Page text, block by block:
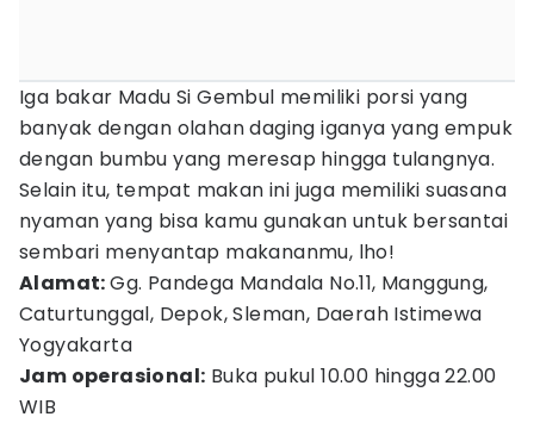
Iga bakar Madu Si Gembul memiliki porsi yang
banyak dengan olahan daging iganya yang empuk
dengan bumbu yang meresap hingga tulangnya.
Selain itu, tempat makan ini juga memiliki suasana
nyaman yang bisa kamu gunakan untuk bersantai
sembari menyantap makananmu, lho!
Alamat:Gg. Pandega Mandala No.11, Manggung,
Caturtunggal, Depok, Sleman, Daerah Istimewa
Yogyakarta
Jam operasional: Buka pukul 10.00 hingga 22.00
WIB